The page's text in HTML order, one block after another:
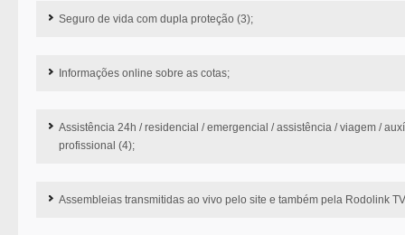
Seguro de vida com dupla proteção (3);
Informações online sobre as cotas;
Assistência 24h / residencial / emergencial / assistência / viagem /
profissional (4);
Assembleias transmitidas ao vivo pelo site e também pela Rodolink